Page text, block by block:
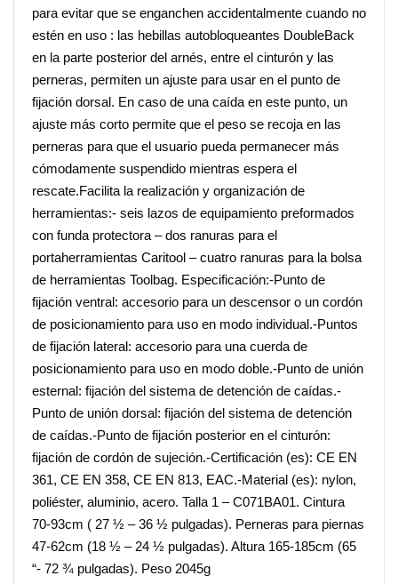
para evitar que se enganchen accidentalmente cuando no
estén en uso : las hebillas autobloqueantes DoubleBack
en la parte posterior del arnés, entre el cinturón y las
perneras, permiten un ajuste para usar en el punto de
fijación dorsal. En caso de una caída en este punto, un
ajuste más corto permite que el peso se recoja en las
perneras para que el usuario pueda permanecer más
cómodamente suspendido mientras espera el
rescate.Facilita la realización y organización de
herramientas:- seis lazos de equipamiento preformados
con funda protectora – dos ranuras para el
portaherramientas Caritool – cuatro ranuras para la bolsa
de herramientas Toolbag. Especificación:-Punto de
fijación ventral: accesorio para un descensor o un cordón
de posicionamiento para uso en modo individual.-Puntos
de fijación lateral: accesorio para una cuerda de
posicionamiento para uso en modo doble.-Punto de unión
esternal: fijación del sistema de detención de caídas.-
Punto de unión dorsal: fijación del sistema de detención
de caídas.-Punto de fijación posterior en el cinturón:
fijación de cordón de sujeción.-Certificación (es): CE EN
361, CE EN 358, CE EN 813, EAC.-Material (es): nylon,
poliéster, aluminio, acero. Talla 1 – C071BA01. Cintura
70-93cm ( 27 ½ – 36 ½ pulgadas). Perneras para piernas
47-62cm (18 ½ – 24 ½ pulgadas). Altura 165-185cm (65
“- 72 ¾ pulgadas). Peso 2045g